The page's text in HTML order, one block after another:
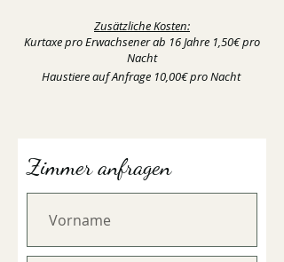
Zusätzliche Kosten:
Kurtaxe pro Erwachsener ab 16 Jahre 1,50€ pro
Nacht
Haustiere auf Anfrage 10,00€ pro Nacht
Zimmer anfragen